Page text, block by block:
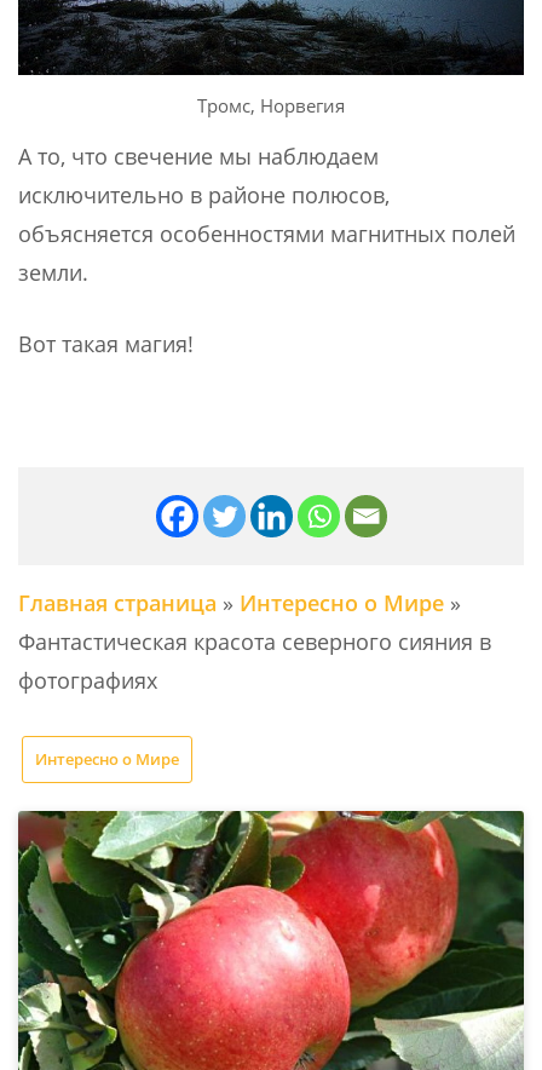
Тромс, Норвегия
А то, что свечение мы наблюдаем
исключительно в районе полюсов,
объясняется особенностями магнитных полей
земли.
Вот такая магия!
Главная страница » Интересно о Мире »
Фантастическая красота северного сияния в
фотографиях
Интересно о Мире